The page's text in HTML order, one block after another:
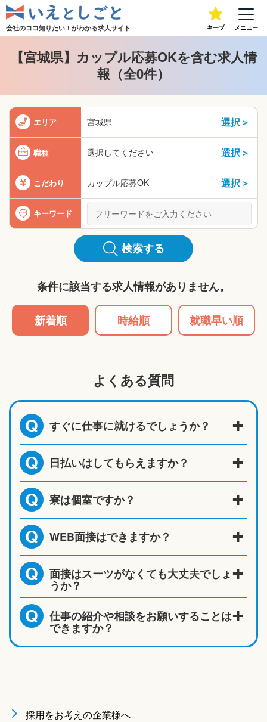
会社のココ知りたい！がわかる求人サイト キープ メニュー
【宮城県】カップル応募OKを含む求人情
報（全0件）
エリア 宮城県 選択＞
職種 選択してください 選択＞
こだわり カップル応募OK 選択＞
キーワード
検索する
条件に該当する求人情報がありません。
新着順 時給順 就職早い順
よくある質問
Q すぐに仕事に就けるでしょうか？
Q 日払いはしてもらえますか？
Q 寮は個室ですか？
Q WEB面接はできますか？
Q 面接はスーツがなくても大丈夫でしょ
うか？
Q 仕事の紹介や相談をお願いすることは
できますか？
採用をお考えの企業様へ